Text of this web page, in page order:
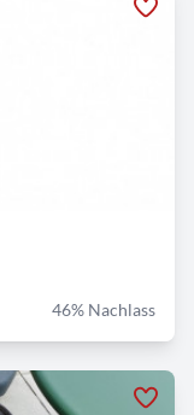
46% Nachlass